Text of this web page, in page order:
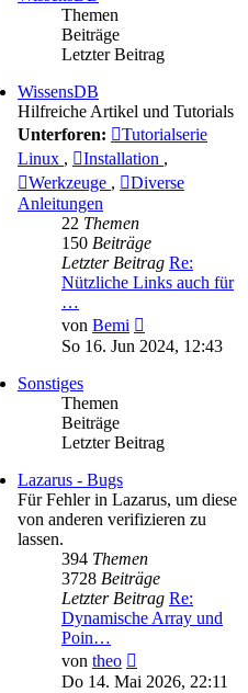
Themen
Beiträge
Letzter Beitrag
WissensDB
Hilfreiche Artikel und Tutorials
Unterforen:
Tutorialserie
Linux , Installation ,
Werkzeuge ,
Diverse
Anleitungen
22 Themen
150 Beiträge
Letzter Beitrag Re:
Nützliche Links auch für
…
von Bemi
Beitrag
So 16. Jun 2024, 12:43
Sonstiges
Themen
Beiträge
Letzter Beitrag
Lazarus - Bugs
Für Fehler in Lazarus, um diese
von anderen verifizieren zu
lassen.
394 Themen
3728 Beiträge
Letzter Beitrag Re:
Dynamische Array und
Poin…
von theo
Beitrag
Do 14. Mai 2026, 22:11